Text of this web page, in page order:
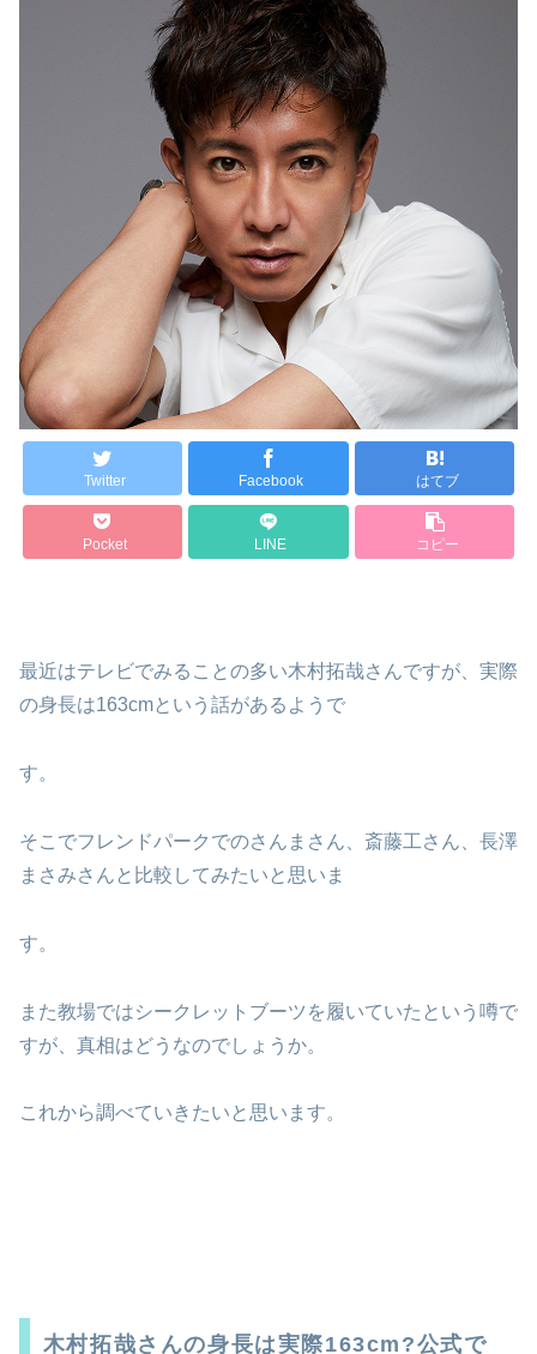
Twitter Facebook はてブ
Pocket LINE コピー
最近はテレビでみることの多い木村拓哉さんですが、実際
の身長は163cmという話があるようで
す。
そこでフレンドパークでのさんまさん、斎藤工さん、長澤
まさみさんと比較してみたいと思いま
す。
また教場ではシークレットブーツを履いていたという噂で
すが、真相はどうなのでしょうか。
これから調べていきたいと思います。
木村拓哉さんの身長は実際163cm?公式で